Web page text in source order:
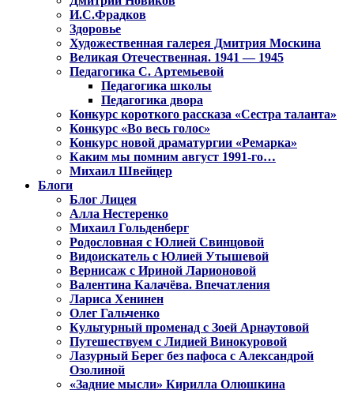
И.С.Фрадков
Здоровье
Художественная галерея Дмитрия Москина
Великая Отечественная. 1941 — 1945
Педагогика С. Артемьевой
Педагогика школы
Педагогика двора
Конкурс короткого рассказа «Сестра таланта»
Конкурс «Во весь голос»
Конкурс новой драматургии «Ремарка»
Каким мы помним август 1991-го…
Михаил Швейцер
Блоги
Блог Лицея
Алла Нестеренко
Михаил Гольденберг
Родословная с Юлией Свинцовой
Видоискатель с Юлией Утышевой
Вернисаж с Ириной Ларионовой
Валентина Калачёва. Впечатления
Лариса Хенинен
Олег Гальченко
Культурный променад с Зоей Арнаутовой
Путешествуем с Лидией Винокуровой
Лазурный Берег без пафоса с Александрой
Озолиной
«Задние мысли» Кирилла Олюшкина